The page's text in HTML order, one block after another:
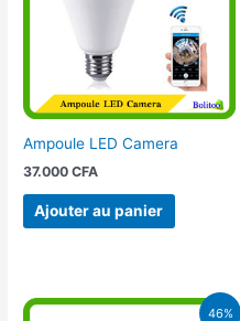
Ampoule LED Camera
37.000CFA
Ajouter au panier
46%
Le
Le